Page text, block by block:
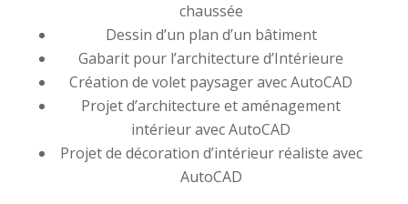
chaussée
Dessin d’un plan d’un bâtiment
Gabarit pour l’architecture d’Intérieure
Création de volet paysager avec AutoCAD
Projet d’architecture et aménagement
intérieur avec AutoCAD
Projet de décoration d’intérieur réaliste avec
AutoCAD